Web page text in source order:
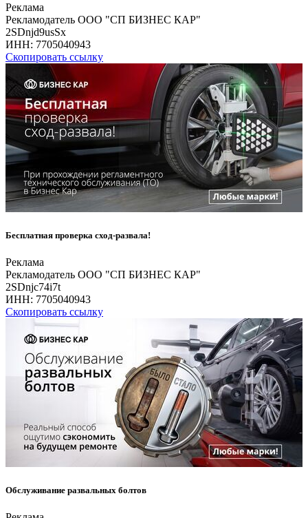
Реклама
Рекламодатель ООО "СП БИЗНЕС КАР"
2SDnjd9usSx
ИНН: 7705040943
Скопировать ссылку
Бесплатная проверка сход-развала!
Реклама
Рекламодатель ООО "СП БИЗНЕС КАР"
2SDnjc74i7t
ИНН: 7705040943
Скопировать ссылку
Обслуживание развальных болтов